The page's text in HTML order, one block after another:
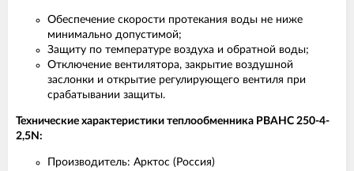
Обеспечение скорости протекания воды не ниже
минимально допустимой;
Защиту по температуре воздуха и обратной воды;
Отключение вентилятора, закрытие воздушной
заслонки и открытие регулирующего вентиля при
срабатывании защиты.
Технические характеристики теплообменника PBAHC 250-4-
2,5N:
Производитель: Арктос (Россия)